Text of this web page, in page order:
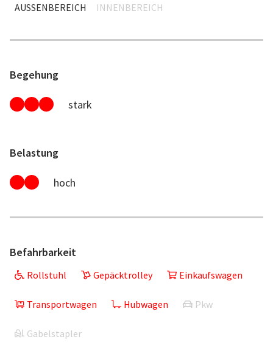
AUSSENBEREICH INNENBEREICH
Begehung
stark
Belastung
hoch
Befahrbarkeit
Rollstuhl Gepäcktrolley Einkaufswagen
Transportwagen Hubwagen Pkw
Gabelstapler